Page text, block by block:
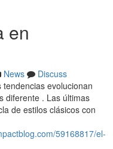
en
News
Discuss
evolucionan
diferente . Las últimas
de estilos clásicos con
59168817/el-